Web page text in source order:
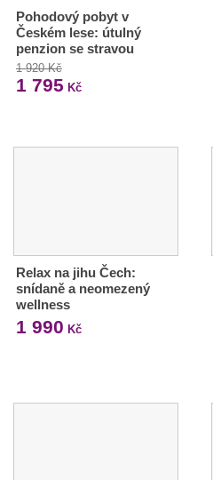
Pohodový pobyt v
Českém lese: útulný
penzion se stravou
1 920 Kč
1 795 Kč
Relax na jihu Čech:
snídaně a neomezený
wellness
1 990 Kč